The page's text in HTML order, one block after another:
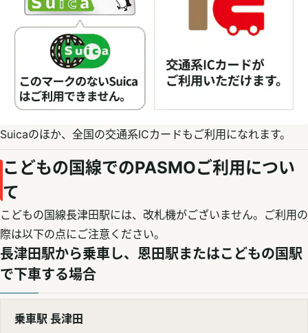
Suicaのほか、全国の交通系ICカードもご利用になれます。
こどもの国線でのPASMOご利用につい
て
こどもの国線長津田駅には、改札機がございません。ご利用の
際は以下の点にご注意ください。
長津田駅から乗車し、恩田駅またはこどもの国駅
で下車する場合
乗車駅 長津田